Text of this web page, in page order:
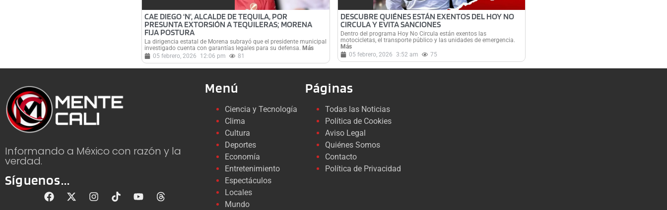
CAE DIEGO ‘N’, ALCALDE DE TEQUILA, POR
PRESUNTA EXTORSIÓN A TEQUILERAS; MORENA
FIJA POSTURA
La dirigencia estatal de Morena subrayó que el presidente municipal
investigado cuenta con garantías legales para su defensa. Más
05 febrero, 2026
12:06 pm 81
DESCUBRE QUIÉNES ESTÁN EXENTOS DEL HOY NO
CIRCULA Y EVITA SANCIONES
Dentro del programa Hoy No Circula están exentos las
motocicletas, el transporte público y las unidades de emergencia.
Más
05 febrero, 2026 3:52 am 75
Informando a México con razón y la
verdad.
Síguenos...
Menú
Ciencia y Tecnología
Clima
Cultura
Deportes
Economía
Entretenimiento
Espectáculos
Locales
Mundo
Páginas
Todas las Noticias
Política de Cookies
Aviso Legal
Quiénes Somos
Contacto
Política de Privacidad